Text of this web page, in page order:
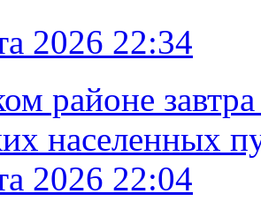
2026 22:34
районе
населенных
2026 22:04